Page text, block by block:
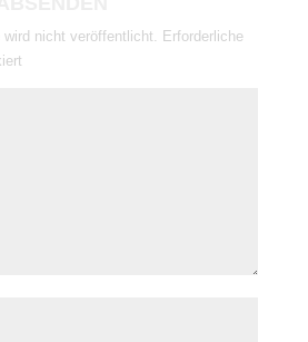
nicht veröffentlicht. Erforderliche